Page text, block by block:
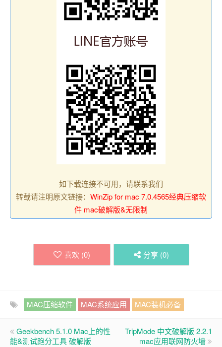
如下载连接不可用，请联系我们
转载请注明原文链接： WinZip for mac 7.0.4565经典压缩软
件 mac破解版&无限制
喜欢 (0) 分享 (0)
MAC压缩软件 MAC系统应用 MAC装机必备
Geekbench 5.1.0 Mac上的性
能&测试跑分工具 破解版
TripMode 中文破解版 2.2.1
mac应用联网防火墙